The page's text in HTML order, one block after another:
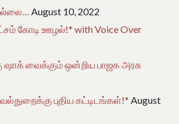
August 10, 2022
கோடி ஊழல்!* with Voice Over
ஷாக் வைக்கும் ஒன்றிய பாஜக அரசு
புதிய கட்டிடங்கள்!* August